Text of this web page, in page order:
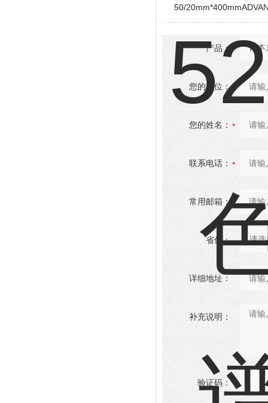
50/
产品：
您的单位：
您的姓名：
联系电话：
常用邮箱：
省份：
详细地址：
补充说明：
验证码：